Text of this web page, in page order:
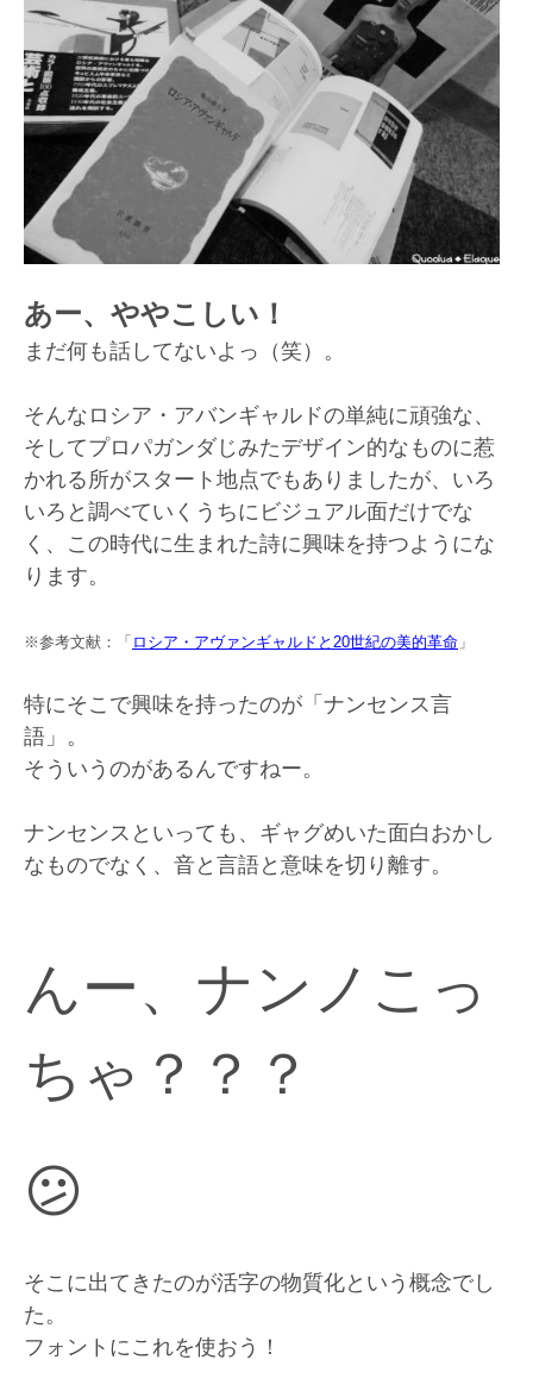
あー、ややこしい！
まだ何も話してないよっ（笑）。
そんなロシア・アバンギャルドの単純に頑強な、
そしてプロパガンダじみたデザイン的なものに惹
かれる所がスタート地点でもありましたが、いろ
いろと調べていくうちにビジュアル面だけでな
く、この時代に生まれた詩に興味を持つようにな
ります。
※参考文献：「 ロシア・アヴァンギャルドと20世紀の美的革命 」
特にそこで興味を持ったのが「ナンセンス言
語」。
そういうのがあるんですねー。
ナンセンスといっても、ギャグめいた面白おかし
なものでなく、音と言語と意味を切り離す。
んー、ナンノこっ
ちゃ？？？
😕
そこに出てきたのが活字の物質化という概念でし
た。
フォントにこれを使おう！